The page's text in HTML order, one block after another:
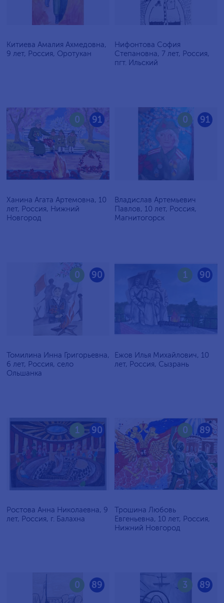
Китиева Амалия Ахмедовна,
9 лет, Россия, Оротукан
Нифонтова София
Степановна, 7 лет, Россия,
пгт. Ильский
91
0
Ханина Агата Артемовна, 10
лет, Россия, Нижний
Новгород
91
0
Владислав Артемьевич
Павлов, 10 лет, Россия,
Магнитогорск
90
0
Томилина Инна Григорьевна,
6 лет, Россия, село
Ольшанка
90
1
Ежов Илья Михайлович, 10
лет, Россия, Сызрань
90
1
Ростова Анна Николаевна, 9
лет, Россия, г. Балахна
89
0
Трошина Любовь
Евгеньевна, 10 лет, Россия,
Нижний Новгород
89
0 89
3